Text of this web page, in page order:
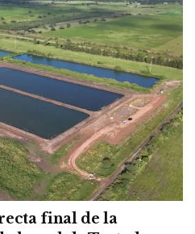
final de la